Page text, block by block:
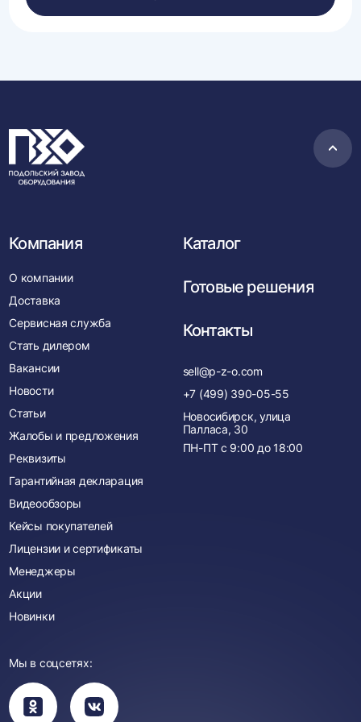
в
Компания
О компании
Доставка
Сервисная служба
Стать дилером
Вакансии
Новости
Статьи
Жалобы и предложения
Реквизиты
Гарантийная декларация
Видеообзоры
Кейсы покупателей
Лицензии и сертификаты
Менеджеры
Акции
Новинки
Каталог
Готовые решения
Контакты
sell@p-z-o.com
+7 (499) 390-05-55
Новосибирск, улица
Палласа, 30
ПН-ПТ с 9:00 до 18:00
Мы в соцсетях:
Вы
перейдете
в
Вы
перейдете
в